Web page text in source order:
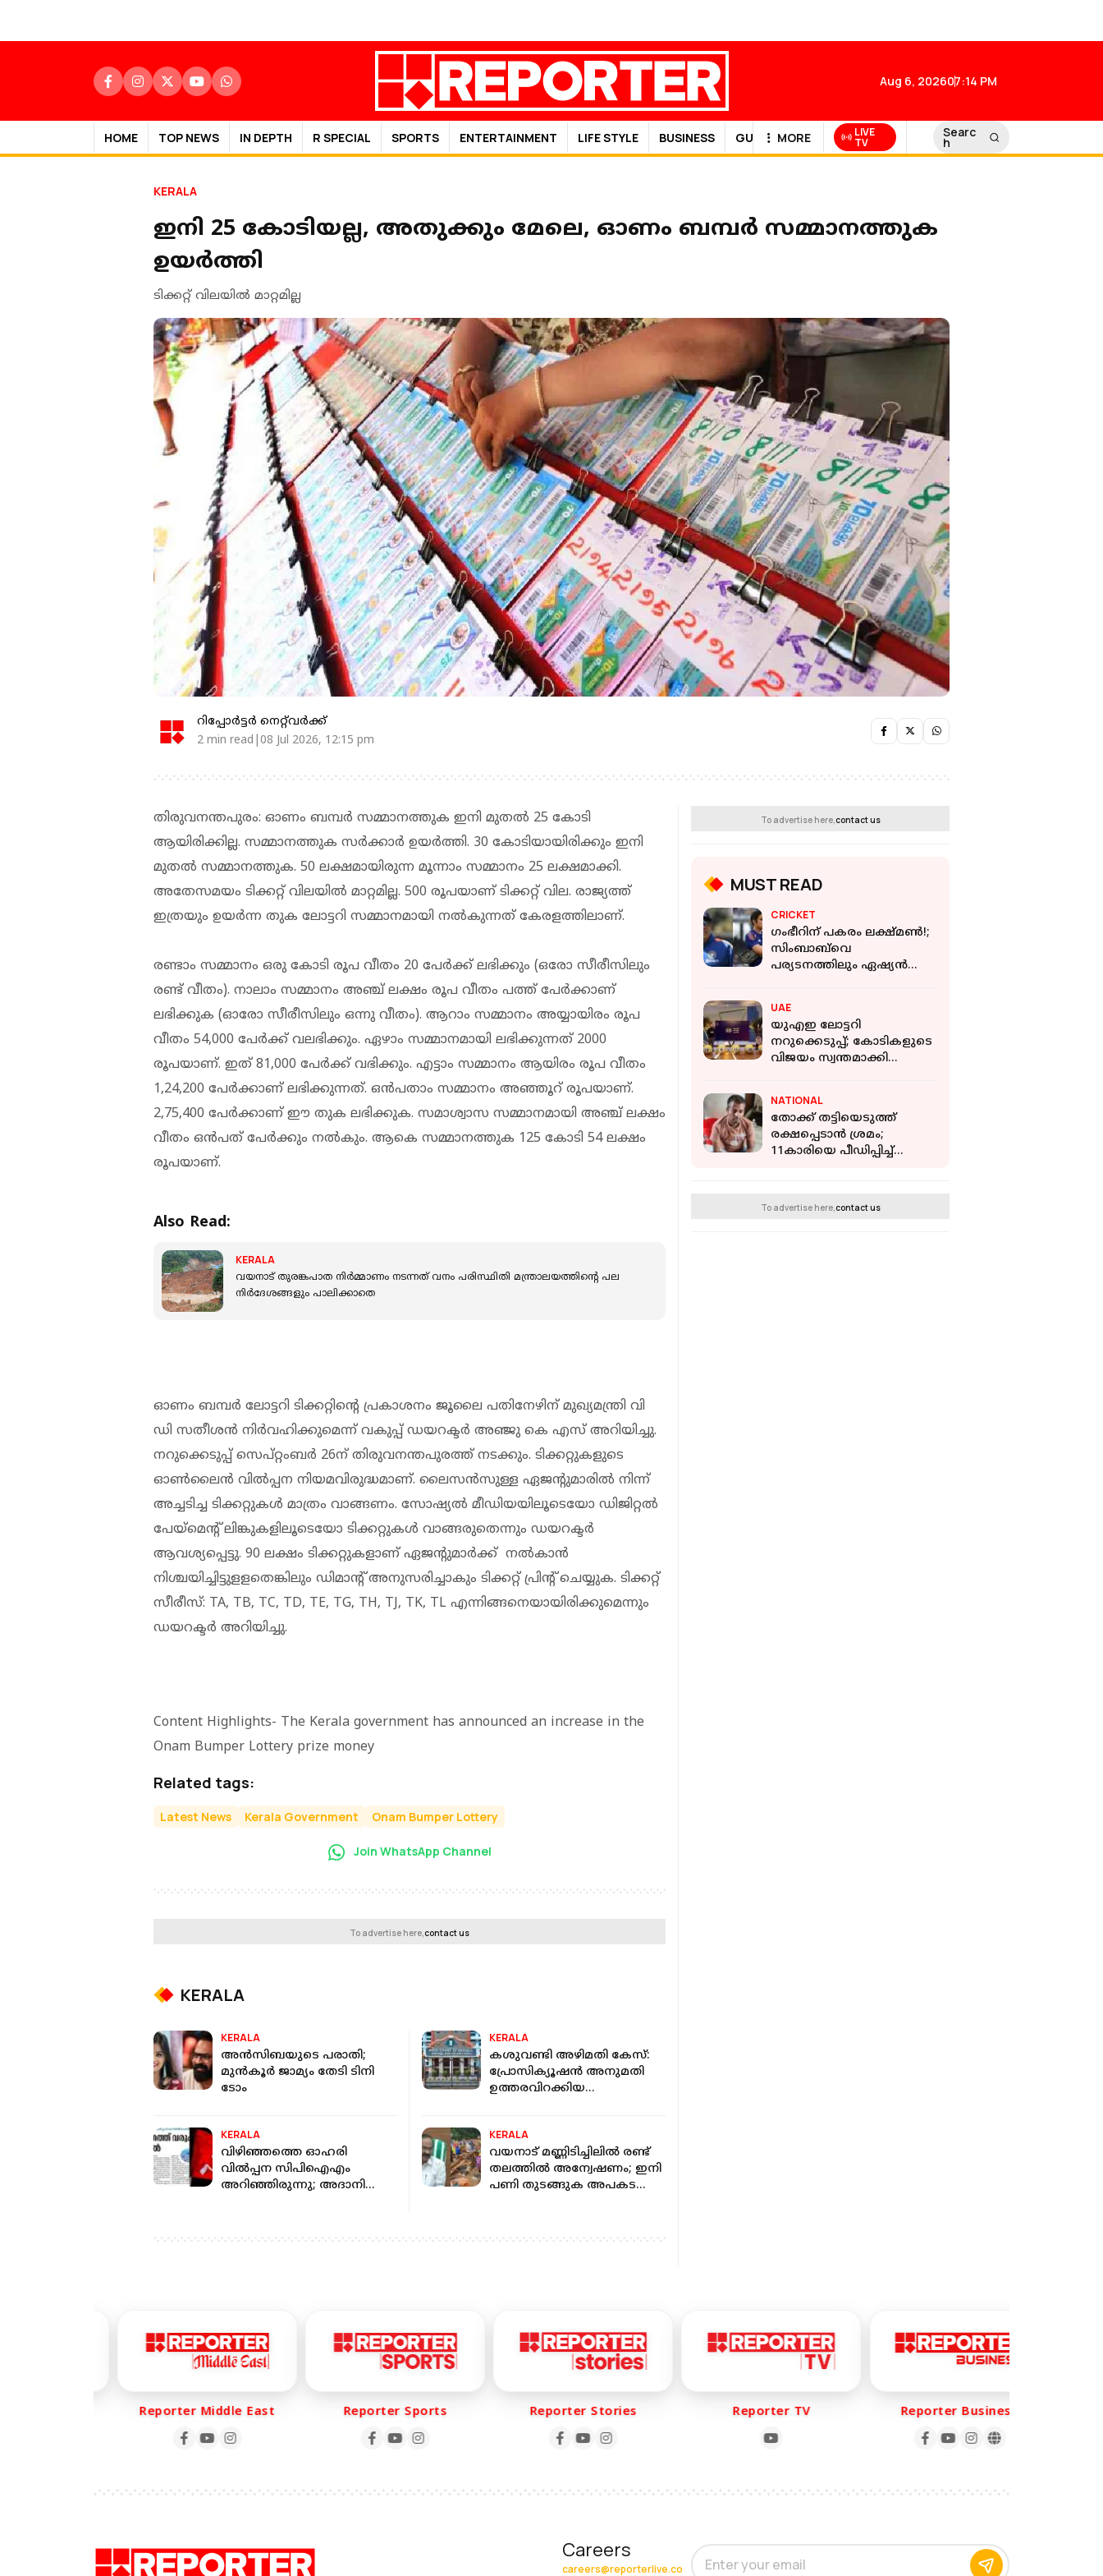
Aug 6, 202607:14 PM
HOME TOP NEWS IN DEPTH R SPECIAL SPORTS ENTERTAINMENT LIFE STYLE BUSINESS GULF NEWS
MORE LIVE
TV
Searc
h
KERALA
ഇനി 25 കോടിയല്ല, അതുക്കും മേലെ, ഓണം ബമ്പര്‍ സമ്മാനത്തുക
ഉയര്‍ത്തി
ടിക്കറ്റ് വിലയില്‍ മാറ്റമില്ല
റിപ്പോർട്ടർ നെറ്റ്‌വര്‍ക്ക്‌
2 min read|08 Jul 2026, 12:15 pm
തിരുവനന്തപുരം: ഓണം ബമ്പര്‍ സമ്മാനത്തുക ഇനി മുതല്‍ 25 കോടി
ആയിരിക്കില്ല. സമ്മാനത്തുക സര്‍ക്കാര്‍ ഉയര്‍ത്തി. 30 കോടിയായിരിക്കും ഇനി
മുതല്‍ സമ്മാനത്തുക. 50 ലക്ഷമായിരുന്ന മൂന്നാം സമ്മാനം 25 ലക്ഷമാക്കി.
അതേസമയം ടിക്കറ്റ് വിലയില്‍ മാറ്റമില്ല. 500 രൂപയാണ് ടിക്കറ്റ് വില. രാജ്യത്ത്
ഇത്രയും ഉയര്‍ന്ന തുക ലോട്ടറി സമ്മാനമായി നല്‍കുന്നത് കേരളത്തിലാണ്.
രണ്ടാം സമ്മാനം ഒരു കോടി രൂപ വീതം 20 പേര്‍ക്ക് ലഭിക്കും (ഒരോ സീരീസിലും
രണ്ട് വീതം). നാലാം സമ്മാനം അഞ്ച് ലക്ഷം രൂപ വീതം പത്ത് പേര്‍ക്കാണ്
ലഭിക്കുക (ഓരോ സീരീസിലും ഒന്നു വീതം). ആറാം സമ്മാനം അയ്യായിരം രൂപ
വീതം 54,000 പേര്‍ക്ക് വലഭിക്കും. ഏഴാം സമ്മാനമായി ലഭിക്കുന്നത് 2000
രൂപയാണ്. ഇത് 81,000 പേര്‍ക്ക് വഭിക്കും. എട്ടാം സമ്മാനം ആയിരം രൂപ വീതം
1,24,200 പേര്‍ക്കാണ് ലഭിക്കുന്നത്. ഒന്‍പതാം സമ്മാനം അഞ്ഞൂറ് രൂപയാണ്.
2,75,400 പേര്‍ക്കാണ് ഈ തുക ലഭിക്കുക. സമാശ്വാസ സമ്മാനമായി അഞ്ച് ലക്ഷം
വീതം ഒന്‍പത് പേര്‍ക്കും നല്‍കും. ആകെ സമ്മാനത്തുക 125 കോടി 54 ലക്ഷം
രൂപയാണ്.
Also Read:
KERALA
വയനാട് തുരങ്കപാത നിര്‍മ്മാണം നടന്നത് വനം പരിസ്ഥിതി മന്ത്രാലയത്തിന്റെ പല
നിര്‍ദേശങ്ങളും പാലിക്കാതെ
ഓണം ബമ്പര്‍ ലോട്ടറി ടിക്കറ്റിന്റെ പ്രകാശനം ജൂലൈ പതിനേഴിന് മുഖ്യമന്ത്രി വി
ഡി സതീശന്‍ നിര്‍വഹിക്കുമെന്ന് വകുപ്പ് ഡയറക്ടര്‍ അഞ്ജു കെ എസ് അറിയിച്ചു.
നറുക്കെടുപ്പ് സെപ്റ്റംബര്‍ 26ന് തിരുവനന്തപുരത്ത് നടക്കും. ടിക്കറ്റുകളുടെ
ഓണ്‍ലൈന്‍ വില്‍പ്പന നിയമവിരുദ്ധമാണ്. ലൈസന്‍സുള്ള ഏജന്റുമാരില്‍ നിന്ന്
അച്ചടിച്ച ടിക്കറ്റുകള്‍ മാത്രം വാങ്ങണം. സോഷ്യല്‍ മീഡിയയിലൂടെയോ ഡിജിറ്റല്‍
പേയ്‌മെന്റ് ലിങ്കുകളിലൂടെയോ ടിക്കറ്റുകള്‍ വാങ്ങരുതെന്നും ഡയറക്ടര്‍
ആവശ്യപ്പെട്ടു. 90 ലക്ഷം ടിക്കറ്റുകളാണ് ഏജന്റുമാർക്ക് നൽകാൻ
നിശ്ചയിച്ചിട്ടുളളതെങ്കിലും ഡിമാന്റ് അനുസരിച്ചാകും ടിക്കറ്റ് പ്രിന്റ് ചെയ്യുക. ടിക്കറ്റ്
സീരീസ്: TA, TB, TC, TD, TE, TG, TH, TJ, TK, TL എന്നിങ്ങനെയായിരിക്കുമെന്നും
ഡയറക്ടർ അറിയിച്ചു.
Content Highlights- The Kerala government has announced an increase in the
Onam Bumper Lottery prize money
Related tags:
Latest News Kerala Government Onam Bumper Lottery
Join WhatsApp Channel
To advertise here,contact us
KERALA
KERALA
അന്‍സിബയുടെ പരാതി;
മുന്‍കൂര്‍ ജാമ്യം തേടി ടിനി
ടോം
KERALA
കശുവണ്ടി അഴിമതി കേസ്:
പ്രോസിക്യൂഷന്‍ അനുമതി
ഉത്തരവിറക്കിയ
രൂക്ഷവിമര്‍ശനം
KERALA
വിഴിഞ്ഞത്തെ ഓഹരി
വിൽപ്പന സിപിഐഎം
അറിഞ്ഞിരുന്നു; അദാനി
വാർത്ത
KERALA
വയനാട് മണ്ണിടിച്ചിലിൽ രണ്ട്
തലത്തിൽ അന്വേഷണം; ഇനി
പണി തുടങ്ങുക അപകട
To advertise here, contact us
MUST READ
CRICKET
ഗംഭീറിന് പകരം ലക്ഷ്മൺ!;
സിംബാബ്‌വെ
പര്യടനത്തിലും ഏഷ്യൻ
UAE
യുഎഇ ലോട്ടറി
നറുക്കെടുപ്പ്; കോടികളുടെ
വിജയം സ്വന്തമാക്കി
NATIONAL
തോക്ക് തട്ടിയെടുത്ത്
രക്ഷപ്പെടാൻ ശ്രമം;
11കാരിയെ പീഡിപ്പിച്ച്
To advertise here, contact us
Reporter Middle East Reporter Sports Reporter Stories Reporter TV Reporter Business
Careers
careers@reporterlive.co